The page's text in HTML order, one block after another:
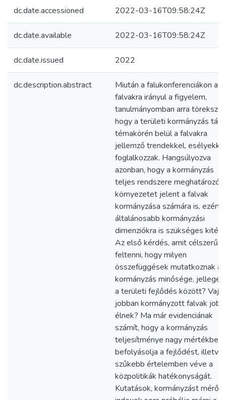
dc.date.accessioned 2022-03-16T09:58:24Z
dc.date.available 2022-03-16T09:58:24Z
dc.date.issued 2022
dc.description.abstract
Miután a falukonferenciákon a
falvakra irányul a figyelem,
tanulmányomban arra
hogy a területi kormányzás
témakörén belül a falvakra
jellemző trendekkel, esélyekkel
foglalkozzak. Hangsúlyozva
azonban, hogy a kormányzás
teljes rendszere meghatározó
környezetet jelent a falvak
kormányzása számára is, ezért
általánosabb kormányzási
dimenziókra is szükséges
Az első kérdés, amit célszerű
feltenni, hogy milyen
összefüggések mutatkoznak a
kormányzás minősége, jellege
a területi fejlődés között?
jobban kormányzott falvak
élnek? Ma már evidenciának
számít, hogy a kormányzás
teljesítménye nagy mértékben
befolyásolja a fejlődést, illetve
szűkebb értelemben véve a
közpolitikák hatékonyságát.
Kutatások, kormányzást mérő